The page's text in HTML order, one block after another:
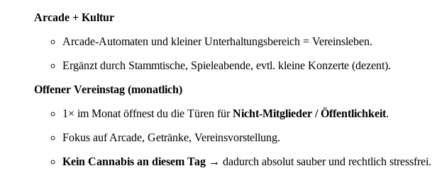
Arcade + Kultur
Arcade-Automaten und kleiner Unterhaltungsbereich = Vereinsleben.
Ergänzt durch Stammtische, Spieleabende, evtl. kleine Konzerte (dezent).
Offener Vereinstag (monatlich)
1× im Monat öffnest du die Türen fürNicht-Mitglieder / Öffentlichkeit.
Fokus auf Arcade, Getränke, Vereinsvorstellung.
Kein Cannabis an diesem Tag → dadurch absolut sauber und rechtlich stressfrei.